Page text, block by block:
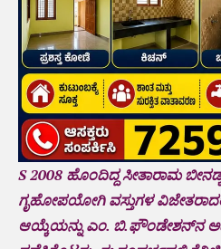
S 2008 ಹೊಂದಿದ್ದ ಸೀತಾರಾಮ
ಗೃಹೋಪಯೋಗಿ ವಸ್ತುಗಳ
ಆಯ್ಕೆಯನ್ನು ಎಂ. ಬಿ.ಫೌಂಡೇಶನ್‌ನ